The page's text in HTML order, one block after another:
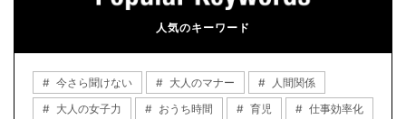
人気のキーワード
今さら聞けない 大人のマナー
人間関係
大人の女子力
おうち時間 育児
仕事効率化